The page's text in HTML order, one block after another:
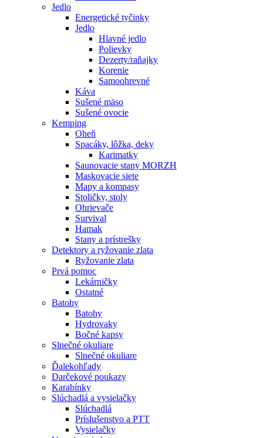
Jedlo
Energetické tyčinky
Jedlo
Hlavné jedlo
Polievky
Dezerty/raňajky
Korenie
Samoohrevné
Káva
Sušené mäso
Sušené ovocie
Kemping
Oheň
Spacáky, lôžka, deky
Karimatky
Saunovacie stany MORZH
Maskovacie siete
Mapy a kompasy
Stoličky, stoly
Ohrievače
Survival
Hamak
Stany a prístrešky
Detektory a ryžovanie zlata
Ryžovanie zlata
Prvá pomoc
Lekárničky
Ostatné
Batohy
Batohy
Hydrovaky
Bočné kapsy
Slnečné okuliare
Slnečné okuliare
Ďalekohľady
Darčekové poukazy
Karabínky
Slúchadlá a vysielačky
Slúchadlá
Príslušenstvo a PTT
Vysielačky